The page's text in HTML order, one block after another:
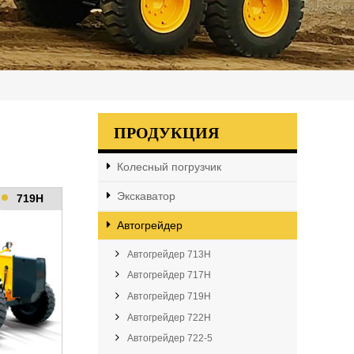
719H
ПРОДУКЦИЯ
Колесный погрузчик
Экскаватор
Автогрейдер
Автогрейдер 713H
Автогрейдер 717H
Автогрейдер 719H
Автогрейдер 722H
Автогрейдер 722-5